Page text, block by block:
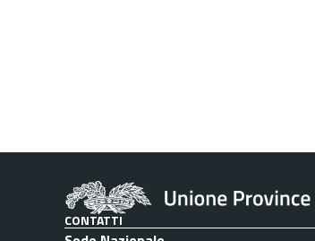
CONTATTI